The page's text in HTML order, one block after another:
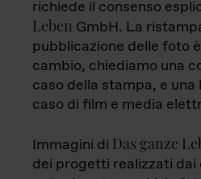
richiede il consenso
Leben GmbH. La
pubblicazione delle foto
cambio, chiediamo una
caso della stampa, e
caso di film e media
Immagini di Das ganze
dei progetti realizzati dai